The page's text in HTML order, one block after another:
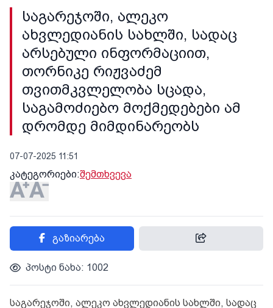
საგარეჯოში, ალეკო
ახვლედიანის სახლში, სადაც
არსებული ინფორმაციით,
თორნიკე რიჟვაძემ
თვითმკვლელობა სცადა,
საგამოძიებო მოქმედებები ამ
დრომდე მიმდინარეობს
07-07-2025 11:51
კატეგორიები:შემთხვევა
გაზიარება
პოსტი ნახა: 1002
საგარეჯოში, ალეკო ახვლედიანის სახლში, სადაც